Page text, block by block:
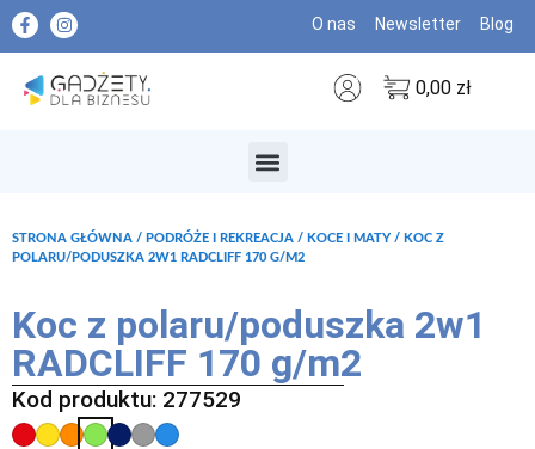
O nas Newsletter Blog
0,00 zł
STRONA GŁÓWNA / PODRÓŻE I REKREACJA / KOCE I MATY / KOC Z
POLARU/PODUSZKA 2W1 RADCLIFF 170 G/M2
Koc z polaru/poduszka 2w1
RADCLIFF 170 g/m2
Kod produktu: 277529